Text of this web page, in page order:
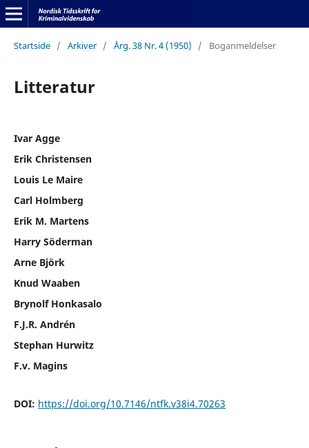
Startside / Arkiver / Årg. 38 Nr. 4 (1950) / Boganmeldelser
Litteratur
Ivar Agge
Erik Christensen
Louis Le Maire
Carl Holmberg
Erik M. Martens
Harry Söderman
Arne Björk
Knud Waaben
Brynolf Honkasalo
F.J.R. Andrén
Stephan Hurwitz
F.v. Magins
DOI: https://doi.org/10.7146/ntfk.v38i4.70263